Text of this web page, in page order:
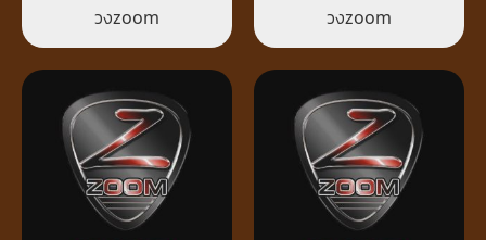
วงzoom วงzoom